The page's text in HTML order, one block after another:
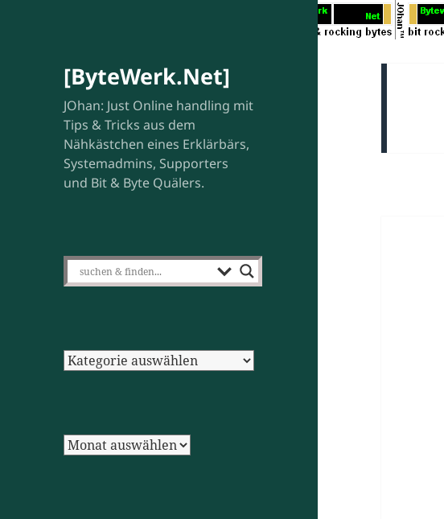
[ByteWerk.Net]
JOhan: Just Online handling mit
Tips & Tricks aus dem
Nähkästchen eines Erklärbärs,
Systemadmins, Supporters
und Bit & Byte Quälers.
Kategorien
Archiv